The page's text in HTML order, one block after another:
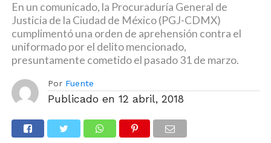
En un comunicado, la Procuraduría General de
Justicia de la Ciudad de México (PGJ-CDMX)
cumplimentó una orden de aprehensión contra el
uniformado por el delito mencionado,
presuntamente cometido el pasado 31 de marzo.
Por Fuente
Publicado en 12 abril, 2018